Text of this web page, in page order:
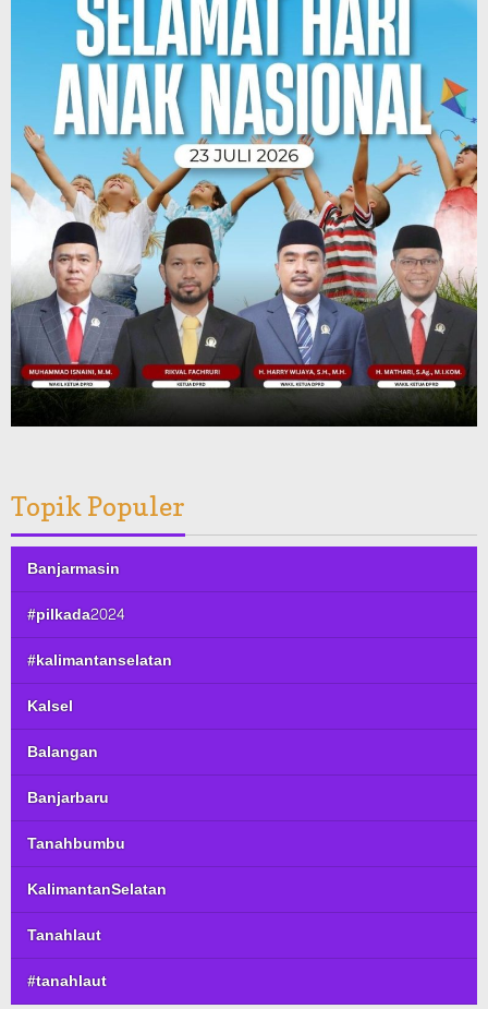
Topik Populer
Banjarmasin
#pilkada2024
#kalimantanselatan
Kalsel
Balangan
Banjarbaru
Tanahbumbu
KalimantanSelatan
Tanahlaut
#tanahlaut